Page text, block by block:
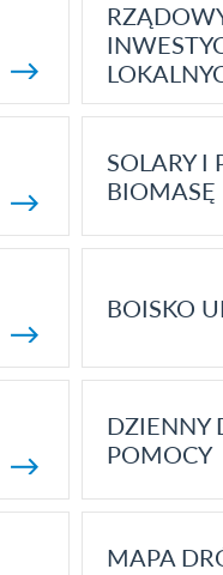
SOLARY I
BIOMASĘ
BOISKO
DZIENNY
POMOCY
MAPA